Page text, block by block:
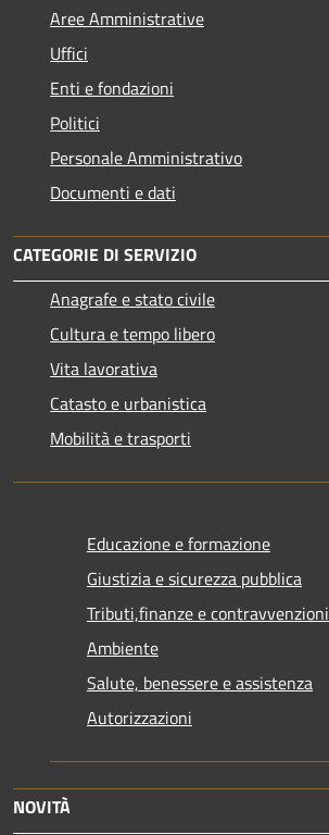
Aree Amministrative
Uffici
Enti e fondazioni
Politici
Personale Amministrativo
Documenti e dati
CATEGORIE DI SERVIZIO
Anagrafe e stato civile
Cultura e tempo libero
Vita lavorativa
Catasto e urbanistica
Mobilità e trasporti
Educazione e formazione
Giustizia e sicurezza pubblica
Tributi,finanze e contravvenzioni
Ambiente
Salute, benessere e assistenza
Autorizzazioni
NOVITÀ